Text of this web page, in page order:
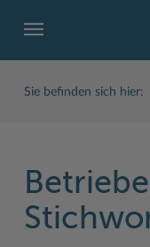
Sie befinden sich hier: